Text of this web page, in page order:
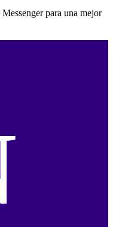
para una mejor